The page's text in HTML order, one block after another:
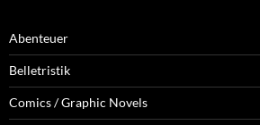
Abenteuer
Belletristik
Comics / Graphic Novels